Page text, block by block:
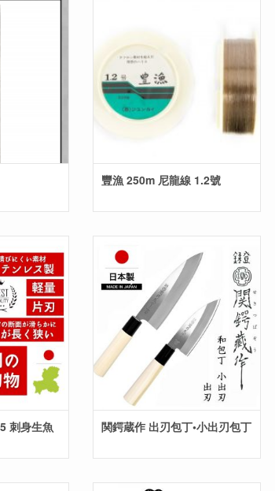
豐漁 250m 尼龍線 1.2號
刺身生魚
関鍔蔵作 出刃包丁•小出刃包丁